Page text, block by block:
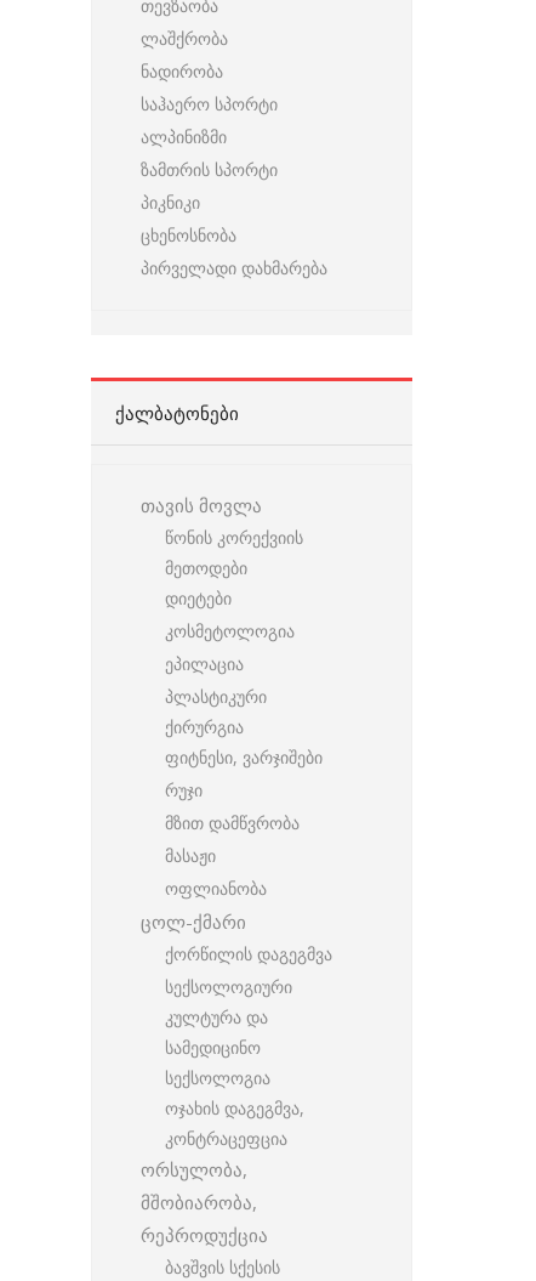
თევზაობა
ლაშქრობა
ნადირობა
საჰაერო სპორტი
ალპინიზმი
ზამთრის სპორტი
პიკნიკი
ცხენოსნობა
პირველადი დახმარება
ᲥᲐᲚᲑᲐᲢᲝᲜᲔᲑᲘ
თავის მოვლა
წონის კორექვიის
მეთოდები
დიეტები
კოსმეტოლოგია
ეპილაცია
პლასტიკური
ქირურგია
ფიტნესი, ვარჯიშები
რუჯი
მზით დამწვრობა
მასაჟი
ოფლიანობა
ცოლ-ქმარი
ქორწილის დაგეგმვა
სექსოლოგიური
კულტურა და
სამედიცინო
სექსოლოგია
ოჯახის დაგეგმვა,
კონტრაცეფცია
ორსულობა,
მშობიარობა,
რეპროდუქცია
ბავშვის სქესის